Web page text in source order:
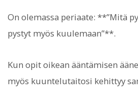
On olemassa periaate: **”Mitä
pystyt myös kuulemaan”**.
Kun opit oikean ääntämisen
myös kuuntelutaitosi kehittyy